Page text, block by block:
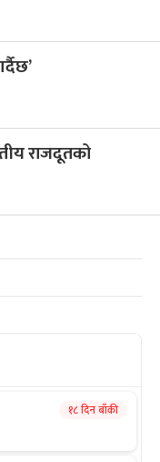
राजदूतको
१८ दिन बाँकी